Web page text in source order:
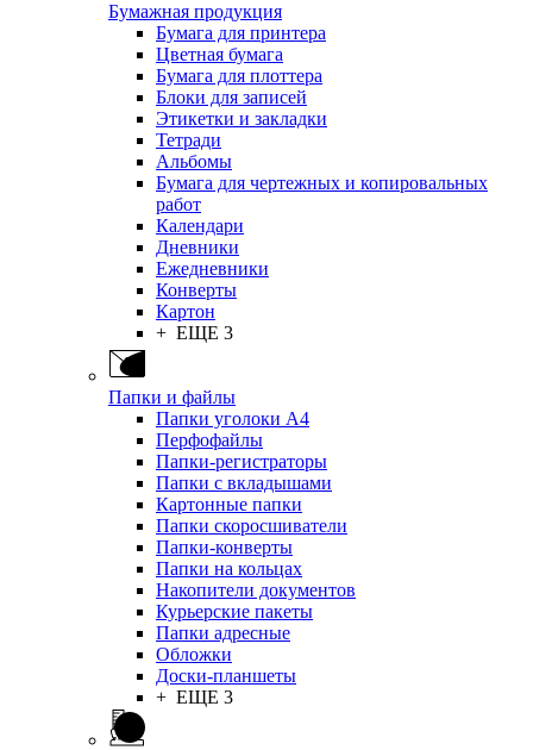
Бумажная продукция
Бумага для принтера
Цветная бумага
Бумага для плоттера
Блоки для записей
Этикетки и закладки
Тетради
Альбомы
Бумага для чертежных и копировальных
работ
Календари
Дневники
Ежедневники
Конверты
Картон
+ ЕЩЕ 3
Папки и файлы
Папки уголоки А4
Перфофайлы
Папки-регистраторы
Папки с вкладышами
Картонные папки
Папки скоросшиватели
Папки-конверты
Папки на кольцах
Накопители документов
Курьерские пакеты
Папки адресные
Обложки
Доски-планшеты
+ ЕЩЕ 3